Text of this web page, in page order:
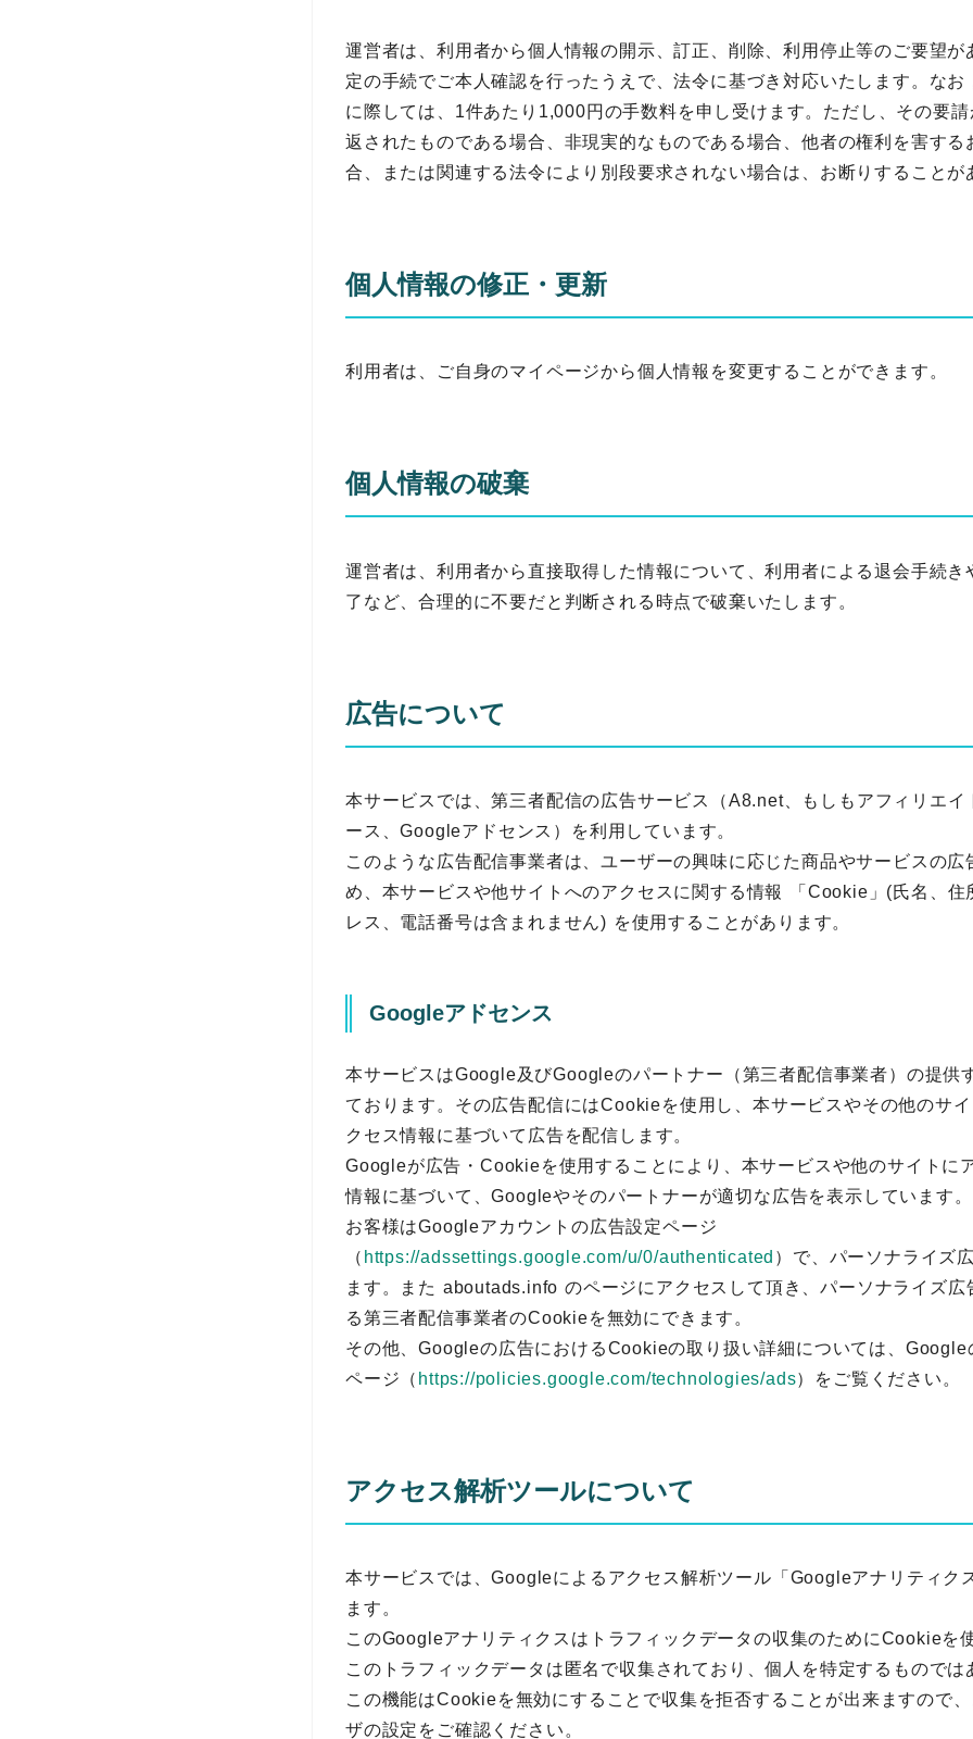
運営者は、利用者から個人情報の開示、訂正、削除、利用停止等のご要望が
定の手続でご本人確認を行ったうえで、法令に基づき対応いたします。なお
に際しては、1件あたり1,000円の手数料を申し受けます。ただし、その要請
返されたものである場合、非現実的なものである場合、他者の権利を害する
合、または関連する法令により別段要求されない場合は、お断りすることが
個人情報の修正・更新
利用者は、ご自身のマイページから個人情報を変更することができます。
個人情報の破棄
運営者は、利用者から直接取得した情報について、利用者による退会手続き
了など、合理的に不要だと判断される時点で破棄いたします。
広告について
本サービスでは、第三者配信の広告サービス（A8.net、もしもアフィリエイ
ース、Googleアドセンス）を利用しています。
このような広告配信事業者は、ユーザーの興味に応じた商品やサービスの広
め、本サービスや他サイトへのアクセスに関する情報 「Cookie」(氏名、住
レス、電話番号は含まれません) を使用することがあります。
Googleアドセンス
本サービスはGoogle及びGoogleのパートナー（第三者配信事業者）の提供
ております。その広告配信にはCookieを使用し、本サービスやその他のサ
クセス情報に基づいて広告を配信します。
Googleが広告・Cookieを使用することにより、本サービスや他のサイトに
情報に基づいて、Googleやそのパートナーが適切な広告を表示しています。
お客様はGoogleアカウントの広告設定ページ
（ https://adssettings.google.com/u/0/authenticated ）で、パーソナライズ
ます。また aboutads.info のページにアクセスして頂き、パーソナライズ広
る第三者配信事業者のCookieを無効にできます。
その他、Googleの広告におけるCookieの取り扱い詳細については、Google
ページ（ https://policies.google.com/technologies/ads）をご覧ください。
アクセス解析ツールについて
本サービスでは、Googleによるアクセス解析ツール「Googleアナリティク
ます。
このGoogleアナリティクスはトラフィックデータの収集のためにCookieを
このトラフィックデータは匿名で収集されており、個人を特定するものでは
この機能はCookieを無効にすることで収集を拒否することが出来ますので
ザの設定をご確認ください。